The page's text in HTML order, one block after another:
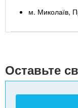
м. Миколаїв,
Оставьте